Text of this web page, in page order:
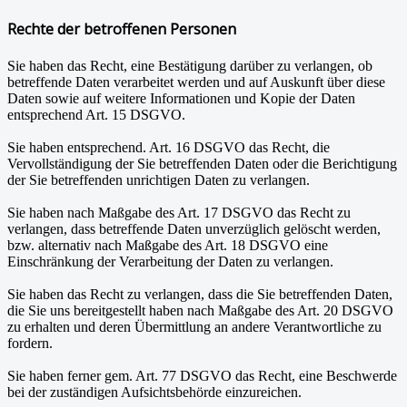
Rechte der betroffenen Personen
Sie haben das Recht, eine Bestätigung darüber zu verlangen, ob
betreffende Daten verarbeitet werden und auf Auskunft über diese
Daten sowie auf weitere Informationen und Kopie der Daten
entsprechend Art. 15 DSGVO.
Sie haben entsprechend. Art. 16 DSGVO das Recht, die
Vervollständigung der Sie betreffenden Daten oder die Berichtigung
der Sie betreffenden unrichtigen Daten zu verlangen.
Sie haben nach Maßgabe des Art. 17 DSGVO das Recht zu
verlangen, dass betreffende Daten unverzüglich gelöscht werden,
bzw. alternativ nach Maßgabe des Art. 18 DSGVO eine
Einschränkung der Verarbeitung der Daten zu verlangen.
Sie haben das Recht zu verlangen, dass die Sie betreffenden Daten,
die Sie uns bereitgestellt haben nach Maßgabe des Art. 20 DSGVO
zu erhalten und deren Übermittlung an andere Verantwortliche zu
fordern.
Sie haben ferner gem. Art. 77 DSGVO das Recht, eine Beschwerde
bei der zuständigen Aufsichtsbehörde einzureichen.